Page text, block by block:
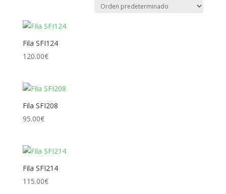
Fila SFI124
120.00€
Fila SFI208
95.00€
Fila SFI214
115.00€